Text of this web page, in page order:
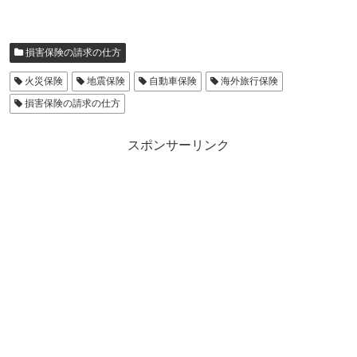
損害保険の請求の仕方
火災保険 地震保険 自動車保険
海外旅行保険
損害保険の請求の仕方
スポンサーリンク